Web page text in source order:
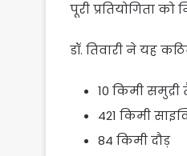
पूरी प्रतियोगिता
डॉ. तिवारी ने यह
10 किमी समुद्री
421 किमी
84 किमी दौड़